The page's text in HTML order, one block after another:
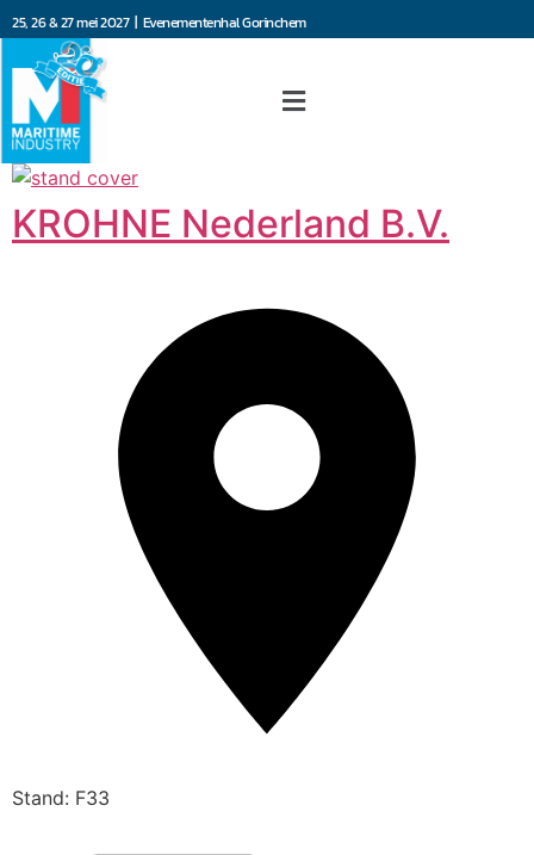
25, 26 & 27 mei 2027 | Evenementenhal Gorinchem
KROHNE Nederland B.V.
Stand: F33